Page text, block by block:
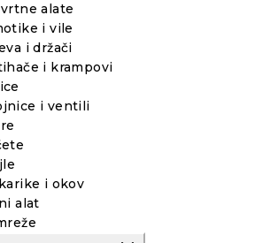
alate
i vile
i držači
i krampovi
i ventili
i okov
alat